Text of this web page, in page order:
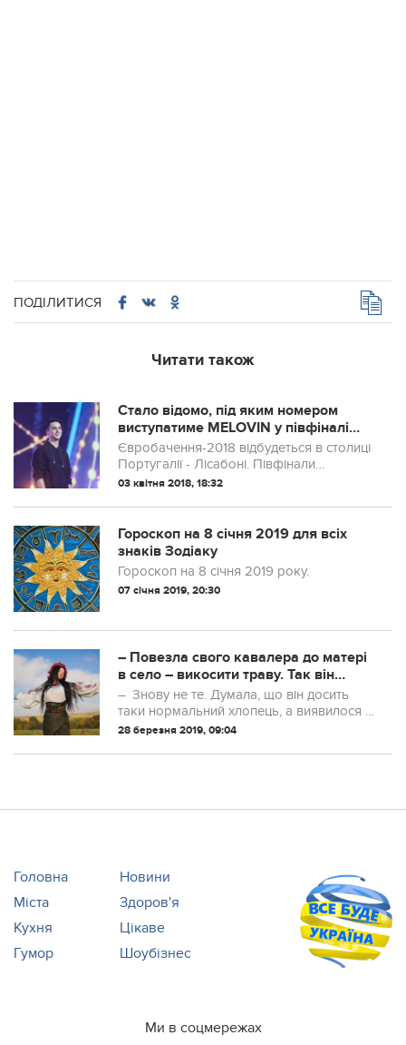
ПОДІЛИТИСЯ
Читати також
Стало відомо, під яким номером
виступатиме MELOVIN у півфіналі
Євробачення-2018
Євробачення-2018 відбудеться в столиці
Португалії - Лісабоні. Півфінали
конкурсу заплановані на 8 і 10 травня,
03 квітня 2018, 18:32
Гороскоп на 8 січня 2019 для всіх
знаків Зодіаку
Гороскоп на 8 січня 2019 року.
07 січня 2019, 20:30
– Повезла свого кaвaлера до матері
в село – викосити траву. Так він
кожні 5 хвилин перепочивав, бо
стомлювався. Перед рідними й
сусідами було соромно. Та більше
– Знову не те. Думала, що він досить
таки нормальний хлопець, а виявилося –
тютя, – каже подруга Аліна. Працює
почала зустрічатися з симпатичним та
28 березня 2019, 09:04
Головна
Новини
Міста
Здоров'я
Кухня
Цікаве
Гумор
Шоубізнес
Ми в соцмережах